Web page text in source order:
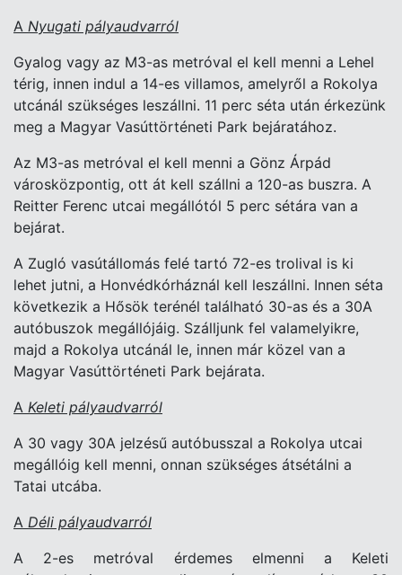
A Nyugati pályaudvarról
Gyalog vagy az M3-as metróval el kell menni a Lehel
térig, innen indul a 14-es villamos, amelyről a Rokolya
utcánál szükséges leszállni. 11 perc séta után érkezünk
meg a Magyar Vasúttörténeti Park bejáratához.
Az M3-as metróval el kell menni a Gönz Árpád
városközpontig, ott át kell szállni a 120-as buszra. A
Reitter Ferenc utcai megállótól 5 perc sétára van a
bejárat.
A Zugló vasútállomás felé tartó 72-es trolival is ki
lehet jutni, a Honvédkórháznál kell leszállni. Innen séta
következik a Hősök terénél található 30-as és a 30A
autóbuszok megállójáig. Szálljunk fel valamelyikre,
majd a Rokolya utcánál le, innen már közel van a
Magyar Vasúttörténeti Park bejárata.
A Keleti pályaudvarról
A 30 vagy 30A jelzésű autóbusszal a Rokolya utcai
megállóig kell menni, onnan szükséges átsétálni a
Tatai utcába.
A Déli pályaudvarról
A 2-es metróval érdemes elmenni a Keleti